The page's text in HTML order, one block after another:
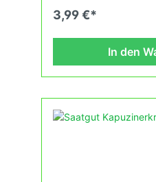
Mittagszeit
Raum oder bei
und Anfang August
von Anfang Mai bis
3,99 €*
In den